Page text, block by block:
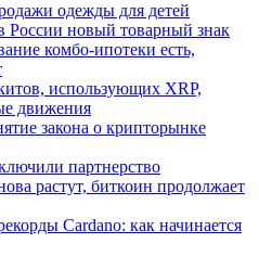
одежды для детей
России новый товарный знак
комбо-ипотеки есть,
использующих XRP,
движения
закона о крипторынке
партнерство
растут, биткоин продолжает
Cardano: как начинается